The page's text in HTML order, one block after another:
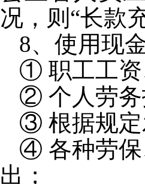
况，则“长款
8、使用现
① 职工工资
② 个人劳务
③ 根据规定
④ 各种劳保
出；